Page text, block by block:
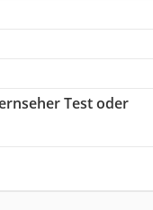
Test oder